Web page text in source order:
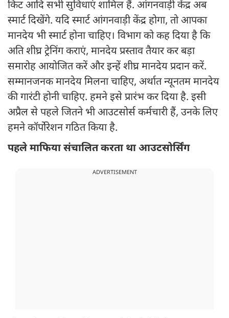
किट आदि सभी सुविधाएं शामिल हैं. आंगनवाड़ी केंद्र अब
स्मार्ट दिखेंगे. यदि स्मार्ट आंगनवाड़ी केंद्र होगा, तो आपका
मानदेय भी स्मार्ट होना चाहिए। विभाग को कह दिया है कि
अति शीघ्र ट्रेनिंग कराएं, मानदेय प्रस्ताव तैयार कर बड़ा
समारोह आयोजित करें और इन्हें शीघ्र मानदेय प्रदान करें.
सम्मानजनक मानदेय मिलना चाहिए, अर्थात न्यूनतम मानदेय
की गारंटी होनी चाहिए. हमने इसे प्रारंभ कर दिया है. इसी
अप्रैल से पहले जितने भी आउटसोर्स कर्मचारी हैं, उनके लिए
हमने कॉर्पोरेशन गठित किया है.
पहले माफिया संचालित करता था आउटसोर्सिंग
ADVERTISEMENT